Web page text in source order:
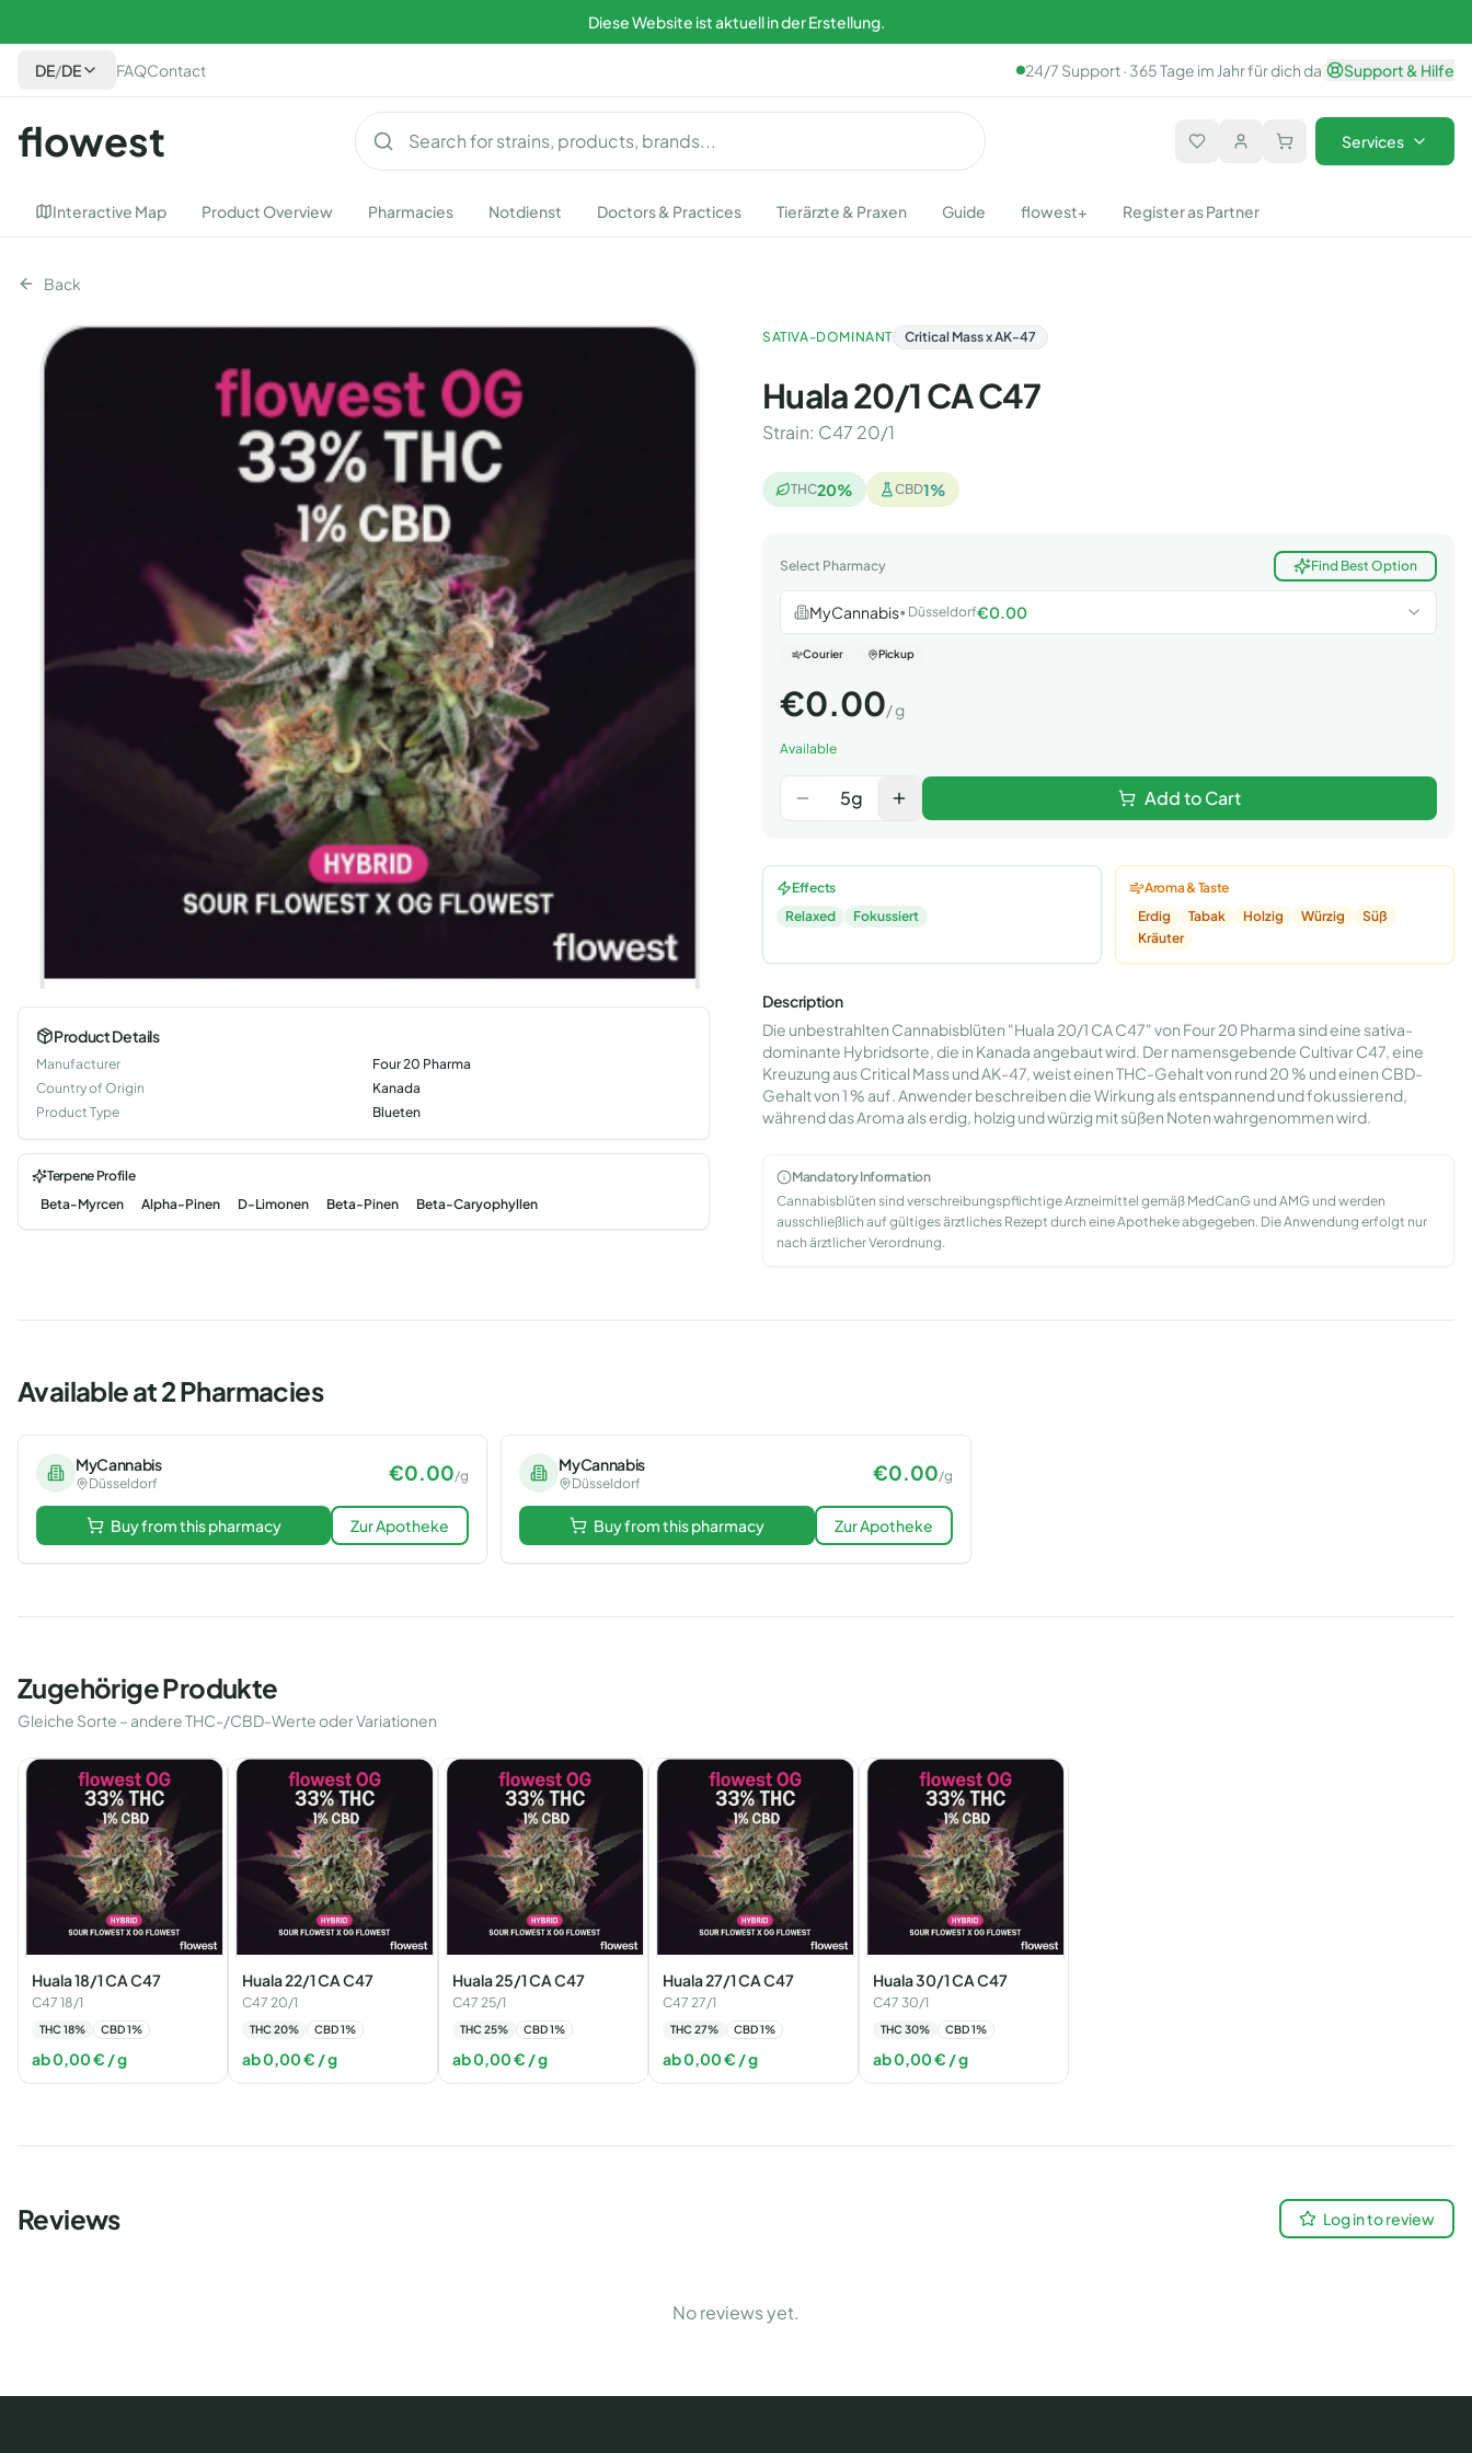
Diese Website ist aktuell in der Erstellung.
DE/DE FAQContact 24/7 Support · 365 Tage im Jahr für dich da Support & Hilfe
flowest Services
Interactive Map Product Overview Pharmacies Notdienst Doctors & Practices Tierärzte & Praxen Guide flowest+ Register as Partner
Back
Product Details
Manufacturer
Four 20 Pharma
Country of Origin
Kanada
Product Type
Blueten
Terpene Profile
Beta-Myrcen
Alpha-Pinen D-Limonen Beta-Pinen Beta-Caryophyllen
SATIVA-DOMINANT Critical Mass x AK-47
Huala 20/1 CA C47
Strain: C47 20/1
THC20% CBD1%
Select Pharmacy Find Best Option
MyCannabis• Düsseldorf€0.00
Courier Pickup
€0.00/g
Available
5g Add to Cart
Effects
Relaxed
Fokussiert
Aroma & Taste
Erdig
Tabak Holzig Würzig
Süß
Kräuter
Description
Die unbestrahlten Cannabisblüten "Huala 20/1 CA C47" von Four 20 Pharma sind eine sativa-
dominante Hybridsorte, die in Kanada angebaut wird. Der namensgebende Cultivar C47, eine
Kreuzung aus Critical Mass und AK-47, weist einen THC-Gehalt von rund 20 % und einen CBD-
Gehalt von 1 % auf. Anwender beschreiben die Wirkung als entspannend und fokussierend,
während das Aroma als erdig, holzig und würzig mit süßen Noten wahrgenommen wird.
Mandatory Information
Cannabisblüten sind verschreibungspflichtige Arzneimittel gemäß MedCanG und AMG und werden
ausschließlich auf gültiges ärztliches Rezept durch eine Apotheke abgegeben. Die Anwendung erfolgt nur
nach ärztlicher Verordnung.
Available at 2 Pharmacies
MyCannabis
Düsseldorf €0.00/g
Buy from this pharmacy Zur Apotheke
MyCannabis
Düsseldorf €0.00/g
Buy from this pharmacy Zur Apotheke
Zugehörige Produkte
Gleiche Sorte – andere THC-/CBD-Werte oder Variationen
Huala 18/1 CA C47
C47 18/1
THC 18% CBD1%
ab0,00€ / g
Huala 22/1 CA C47
C47 20/1
THC 20% CBD1%
ab0,00€ / g
Huala 25/1 CA C47
C47 25/1
THC 25% CBD1%
ab0,00€ / g
Huala 27/1 CA C47
C47 27/1
THC 27% CBD1%
ab0,00€ / g
Huala 30/1 CA C47
C47 30/1
THC 30% CBD1%
ab0,00€ / g
Reviews Log in to review
No reviews yet.